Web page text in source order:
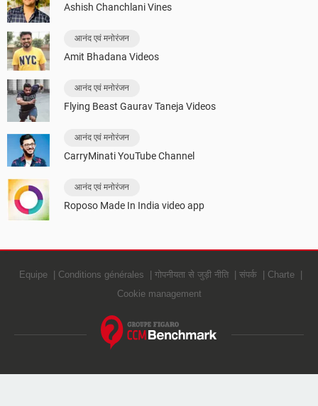
Ashish Chanchlani Vines
आनंद एवं मनोरंजन
Amit Bhadana Videos
आनंद एवं मनोरंजन
Flying Beast Gaurav Taneja Videos
आनंद एवं मनोरंजन
CarryMinati YouTube Channel
आनंद एवं मनोरंजन
Roposo Made In India video app
Equipe Conditions générales गोपनीयता से जुड़ी नीति संपर्क
Charte
Cookie management